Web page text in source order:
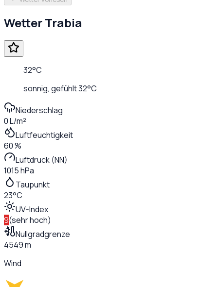
WetterTrabia
32°C
sonnig, gefühlt32°C
Niederschlag
0 L/m²
Luftfeuchtigkeit
60 %
Luftdruck (NN)
1015 hPa
Taupunkt
23°C
UV-Index
9(sehr hoch)
Nullgradgrenze
4549 m
Wind